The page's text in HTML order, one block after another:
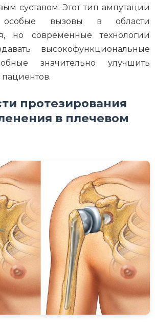
суставом. Этот тип ампутации
особые вызовы в области
но современные технологии
высокофункциональные
значительно улучшить
протезирования
в плечевом